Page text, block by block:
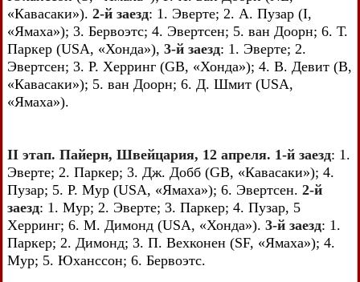
«Кавасаки»). 2-й заезд: 1. Эверте; 2. А. Пузар (I,
«Ямаха»); 3. Бервоэтс; 4. Эвертсен; 5. ван Доорн; 6. Т.
Паркер (USA, «Хонда»), 3-й заезд: 1. Эверте; 2.
Эвертсен; 3. Р. Херринг (GB, «Хонда»); 4. В. Девит (В,
«Кавасаки»); 5. ван Доорн; 6. Д. Шмит (USA,
«Ямаха»).
II этап. Пайерн, Швейцария, 12 апреля. 1-й заезд: 1.
Эверте; 2. Паркер; 3. Дж. Добб (GB, «Кавасаки»); 4.
Пузар; 5. Р. Мур (USA, «Ямаха»); 6. Эвертсен. 2-й
заезд: 1. Мур; 2. Эверте; 3. Паркер; 4. Пузар, 5
Херринг; 6. М. Димонд (USA, «Хонда»). 3-й заезд: 1.
Паркер; 2. Димонд; 3. П. Вехконен (SF, «Ямаха»); 4.
Мур; 5. Юханссон; 6. Бервоэтс.